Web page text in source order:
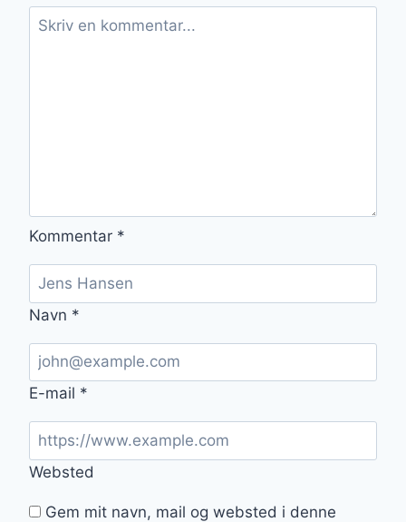
LÅR
Kommentar *
Navn *
E-mail *
Websted
Gem mit navn, mail og websted i denne